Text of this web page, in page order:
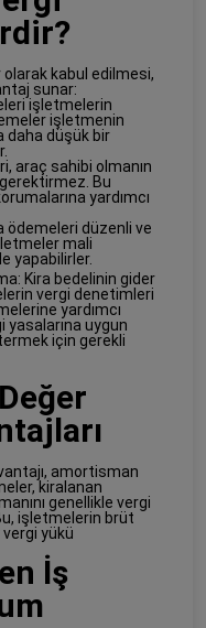
olarak kabul edilmesi,
sunar:
işletmelerin
işletmenin
daha düşük bir
araç sahibi olmanın
Bu
yardımcı
ödemeleri düzenli ve
mali
yapabilirler.
Kira bedelinin gider
vergi denetimleri
yardımcı
yasalarına uygun
için gerekli
amortisman
kiralanan
genellikle vergi
işletmelerin brüt
yükü
İş